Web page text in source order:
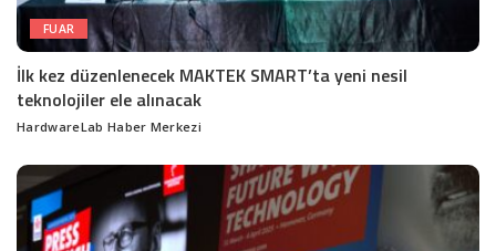
FUAR
İlk kez düzenlenecek MAKTEK SMART’ta yeni nesil
teknolojiler ele alınacak
Posted
HardwareLab Haber Merkezi